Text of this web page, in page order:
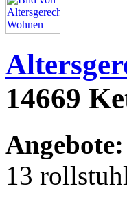
14669
Angebote:
13